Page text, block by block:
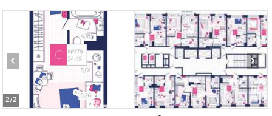
2/2
‹ ›